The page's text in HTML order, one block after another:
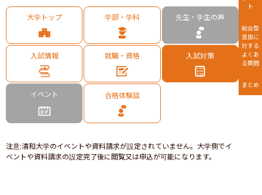
大学トップ 学部・学科 先生・学生の声
入試情報 就職・資格 入試対策
イベント 合格体験談
注意:清和大学のイベントや資料請求が設定されていません。大学側でイ
ベントや資料請求の設定完了後に閲覧又は申込が可能になります。
ト
総合型
選抜に
対する
よくあ
る質問
まとめ